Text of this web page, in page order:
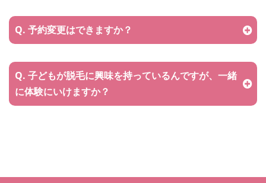
Q. 予約変更はできますか？
Q. ⼦どもが脱⽑に興味を持っているんですが、⼀緒
に体験にいけますか？